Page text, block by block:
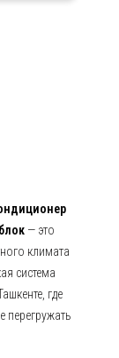
— это
климата
система
где
перегружать